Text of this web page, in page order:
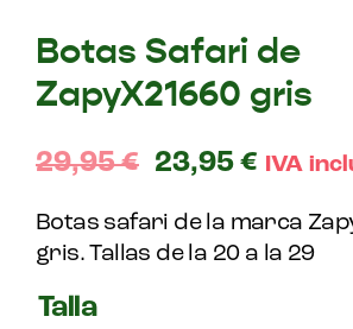
Botas Safari de
ZapyX21660 gris
29,95€ 23,95 € IVA
Botas safari de la marca
gris. Tallas de la 20 a la 29
Talla